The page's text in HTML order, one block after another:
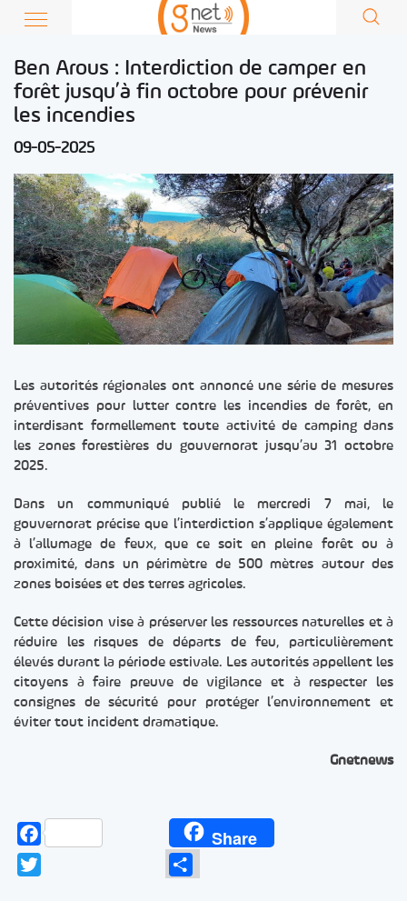
Ben Arous : Interdiction de camper en
forêt jusqu’à fin octobre pour prévenir
les incendies
09-05-2025
Les autorités régionales ont annoncé une série de mesures
préventives pour lutter contre les incendies de forêt, en
interdisant formellement toute activité de camping dans
les zones forestières du gouvernorat jusqu’au 31 octobre
2025.
Dans un communiqué publié le mercredi 7 mai, le
gouvernorat précise que l’interdiction s’applique également
à l’allumage de feux, que ce soit en pleine forêt ou à
proximité, dans un périmètre de 500 mètres autour des
zones boisées et des terres agricoles.
Cette décision vise à préserver les ressources naturelles et à
réduire les risques de départs de feu, particulièrement
élevés durant la période estivale. Les autorités appellent les
citoyens à faire preuve de vigilance et à respecter les
consignes de sécurité pour protéger l’environnement et
éviter tout incident dramatique.
Gnetnews
Facebook Share